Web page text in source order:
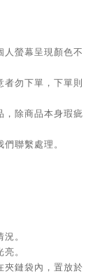
人螢幕呈現顏色不
者勿下單，下單則
，除商品本身瑕疵
聯繫處理。
。
。
夾鏈袋內，置放於